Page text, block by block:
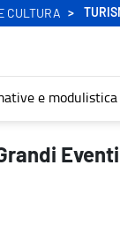
CULTURA
e modulistica
2026” -